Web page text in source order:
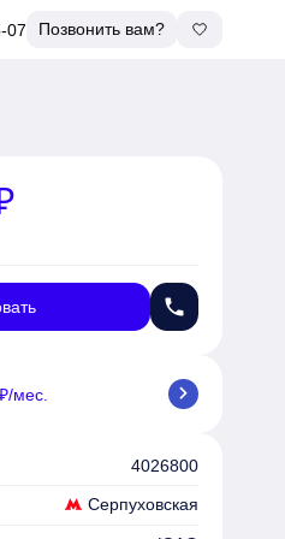
07 Позвонить вам?
phone
мес. chevron_right
4026800
Серпуховская